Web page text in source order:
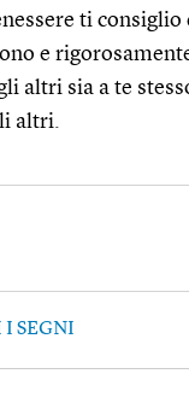
ti
e
altri sia a te
altri.
SEGNI